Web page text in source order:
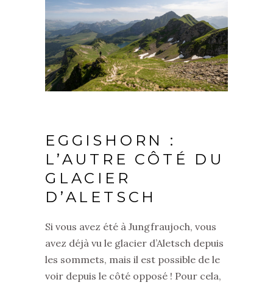
EGGISHORN :
L’AUTRE CÔTÉ DU
GLACIER
D’ALETSCH
Si vous avez été à Jungfraujoch, vous
avez déjà vu le glacier d’Aletsch depuis
les sommets, mais il est possible de le
voir depuis le côté opposé ! Pour cela,